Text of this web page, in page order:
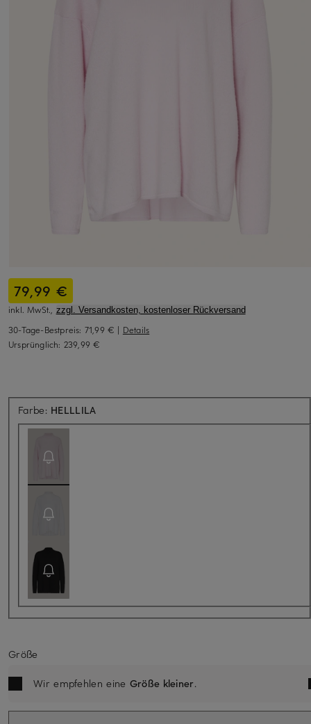
79,99 €
inkl. MwSt., zzgl. Versandkosten, kostenloser Rückversand
30-Tage-Bestpreis: 71,99 € | Details
Ursprünglich: 239,99 €
Farbe: HELLLILA
Größe
Wir empfehlen eine Größe kleiner.